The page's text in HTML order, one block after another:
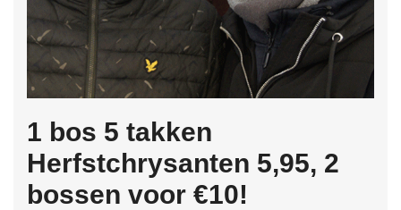
1 bos 5 takken
Herfstchrysanten 5,95, 2
bossen voor €10!